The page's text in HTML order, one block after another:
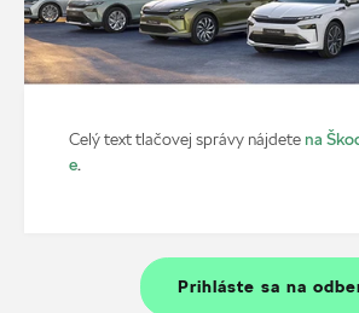
Celý text tlačovej správy nájdete na
e.
Prihláste sa na